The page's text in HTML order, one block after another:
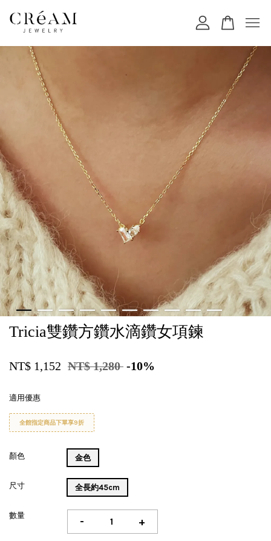
Tricia雙鑽方鑽水滴鑽女項鍊
NT$ 1,152 NT$ 1,280 -10%
適用優惠
全館指定商品下單享9折
顏色 金色
尺寸 全長約45cm
數量 - +
您的購物車目前還是空的。